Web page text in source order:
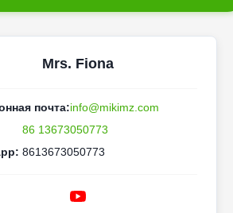
Mrs. Fiona
почта:info@mikimz.com
86 13673050773
8613673050773